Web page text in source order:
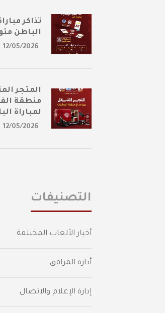
تذاكر
الباطن
12/05/2026
المتجر
منطقة
لمباراة
12/05/2026
التصنيفات
أخبار الألعاب المختلفة
أدارة المرافق
إدارة الإعلام والاتصال